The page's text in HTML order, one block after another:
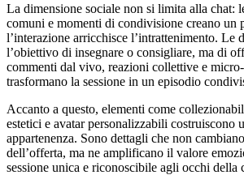
La dimensione sociale non si limita alla chat:
comuni e momenti di condivisione creano un
l’interazione arricchisce l’intrattenimento. Le
l’obiettivo di insegnare o consigliare, ma di
commenti dal vivo, reazioni collettive e
trasformano la sessione in un episodio
Accanto a questo, elementi come
estetici e avatar personalizzabili costruiscono
appartenenza. Sono dettagli che non
dell’offerta, ma ne amplificano il valore
sessione unica e riconoscibile agli occhi della